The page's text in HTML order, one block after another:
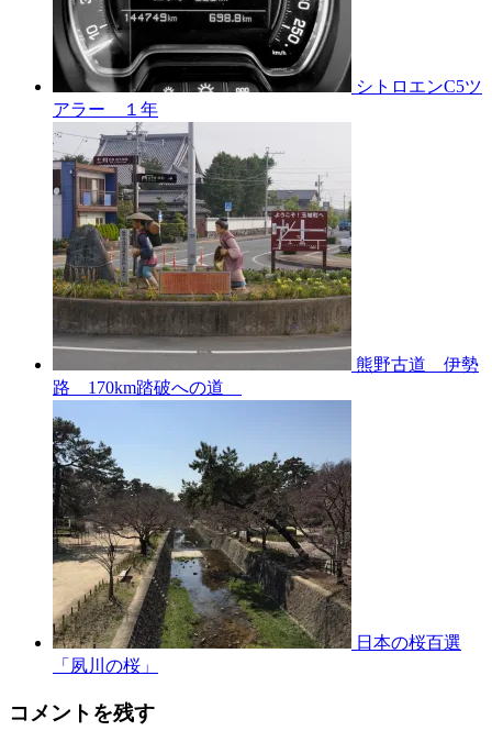
シトロエンC5ツ
アラー １年
熊野古道 伊勢
路 170km踏破への道
日本の桜百選
「夙川の桜」
コメントを残す